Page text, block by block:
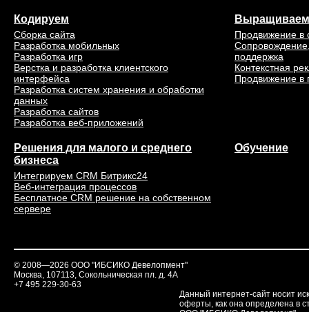
Кодируем
Сборка сайта
Разработка мобильных
Разработка игр
Верстка и разработка клиентского
интерфейса
Разработка систем хранения и обработки
данных
Разработка сайтов
Разработка веб-приложений
Выращиваем
Продвижение в
поддержка
Контекстная
Продвижение в
Решения для малого и среднего
бизнеса
Интегрируем CRM Битрикс24
Веб-интеграция процессов
Бесплатное CRM решение на собственном
сервере
Обучение
© 2008—2026 ООО "ИБСИКО Девелопмент"
Москва, 107113, Сокольническая пл. д. 4А
+7 495 229-30-63
Данный интернет-сайт носит
оферты, как она определена в